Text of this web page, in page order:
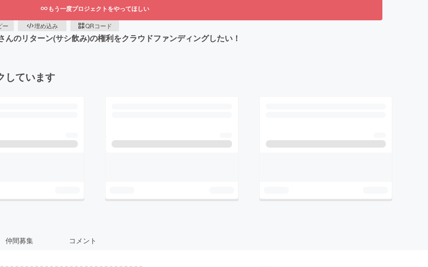
もう一度プロジェクトをやってほしい
ー 埋め込み QRコード
のリターン(サシ飲み)の権利をクラウドファンディングしたい！
しています
仲間募集 コメント